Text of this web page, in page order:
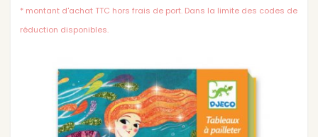
* montant d'achat TTC hors frais de port. Dans la limite des codes de
réduction disponibles.